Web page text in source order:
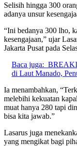
Selisih hingga 300
adanya unsur
“Ini bedanya 300 lho,
kesengajaan,” ujar
Jakarta Pusat pada
Baca juga:
di Laut Manado,
Ia menambahkan,
melebihi kekuatan
muat hanya 280 tapi
bisa kita jawab.”
Lasarus juga
yang mengikat bagi